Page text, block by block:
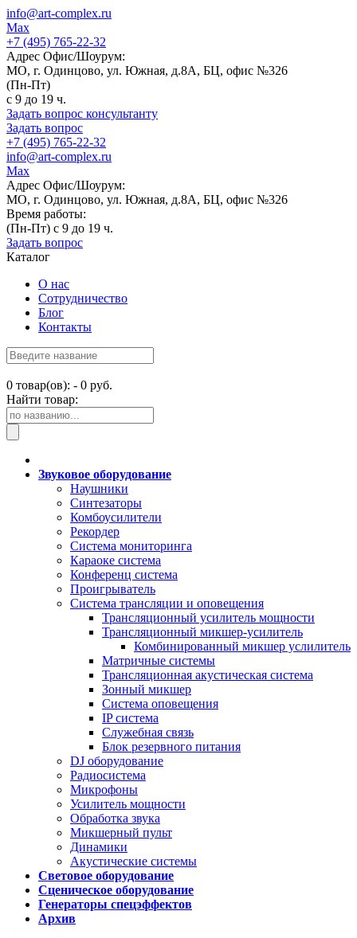
info@art-complex.ru
Max
+7 (495) 765-22-32
Адрес Офис/Шоурум:
МО, г. Одинцово, ул. Южная, д.8А, БЦ, офис №326
(Пн-Пт)
с 9 до 19 ч.
Задать вопрос консультанту
Задать вопрос
+7 (495) 765-22-32
info@art-complex.ru
Max
Адрес Офис/Шоурум:
МО, г. Одинцово, ул. Южная, д.8А, БЦ, офис №326
Время работы:
(Пн-Пт) с 9 до 19 ч.
Задать вопрос
Каталог
О нас
Сотрудничество
Блог
Контакты
0 товар(ов): - 0 руб.
Найти товар:
Звуковое оборудование
Наушники
Синтезаторы
Комбоусилители
Рекордер
Система мониторинга
Караоке система
Конференц система
Проигрыватель
Система трансляции и оповещения
Трансляционный усилитель мощности
Трансляционный микшер-усилитель
Комбинированный микшер услилитель
Матричные системы
Трансляционная акустическая система
Зонный микшер
Система оповещения
IP система
Cлужебная связь
Блок резервного питания
DJ оборудование
Радиосистема
Микрофоны
Усилитель мощности
Обработка звука
Микшерный пульт
Динамики
Акустические системы
Световое оборудование
Сценическое оборудование
Генераторы спецэффектов
Архив